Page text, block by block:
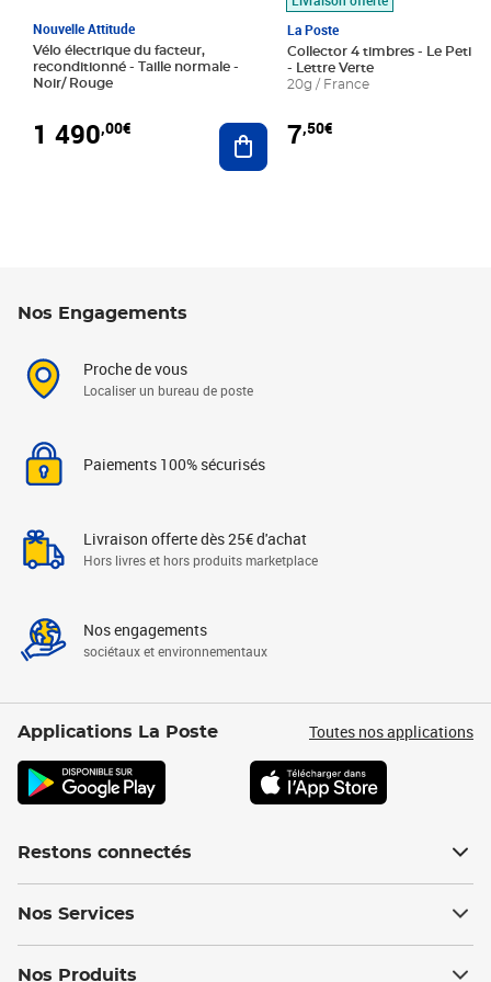
Nouvelle Attitude
Vélo électrique du facteur,
reconditionné - Taille normale -
Noir/ Rouge
1 490,00€ Ajouter au panier
La Poste
Collector 4 timbres - Le Petit
- Lettre Verte
20g / France
7,50€
Nos Engagements
Proche de vous
Localiser un bureau de poste
Paiements 100% sécurisés
Livraison offerte dès 25€ d'achat
Hors livres et hors produits marketplace
Nos engagements
sociétaux et environnementaux
Applications La Poste Toutes nos applications
Restons connectés
Nos Services
Nos Produits